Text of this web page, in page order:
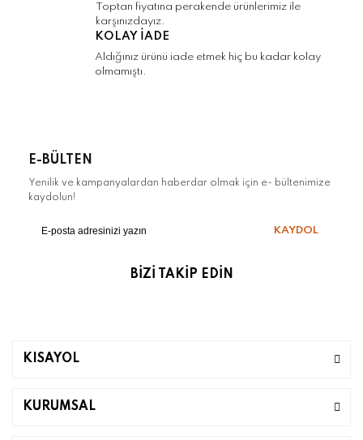
Gönder
Toptan fiyatına perakende ürünlerimiz ile
karşınızdayız.
KOLAY İADE
Aldığınız ürünü iade etmek hiç bu kadar kolay
olmamıştı.
E-BÜLTEN
Yenilik ve kampanyalardan haberdar olmak için e- bültenimize
kaydolun!
KAYDOL
BİZİ TAKİP EDİN
KISAYOL
KURUMSAL